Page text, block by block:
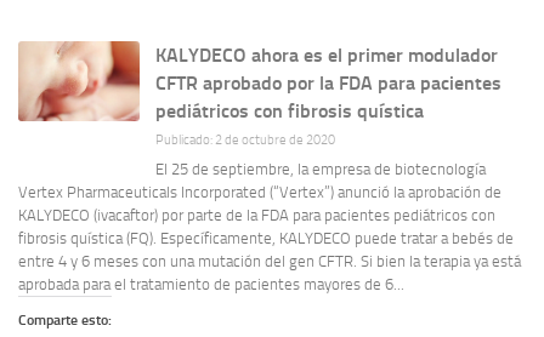
KALYDECO ahora es el primer modulador
CFTR aprobado por la FDA para pacientes
pediátricos con fibrosis quística
Publicado: 2 de octubre de 2020
El 25 de septiembre, la empresa de biotecnología
Vertex Pharmaceuticals Incorporated (“Vertex”) anunció la aprobación de
KALYDECO (ivacaftor) por parte de la FDA para pacientes pediátricos con
fibrosis quística (FQ). Específicamente, KALYDECO puede tratar a bebés de
entre 4 y 6 meses con una mutación del gen CFTR. Si bien la terapia ya está
aprobada para el tratamiento de pacientes mayores de 6...
Comparte esto: